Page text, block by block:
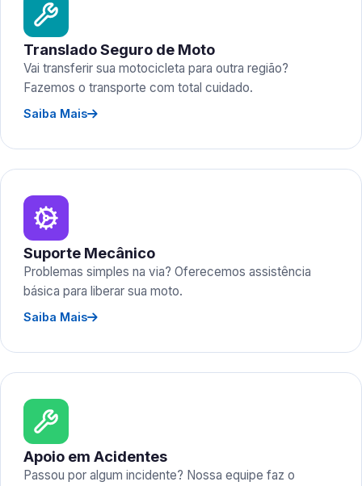
Translado Seguro de Moto
Vai transferir sua motocicleta para outra região?
Fazemos o transporte com total cuidado.
Saiba Mais
Suporte Mecânico
Problemas simples na via? Oferecemos assistência
básica para liberar sua moto.
Saiba Mais
Apoio em Acidentes
Passou por algum incidente? Nossa equipe faz o